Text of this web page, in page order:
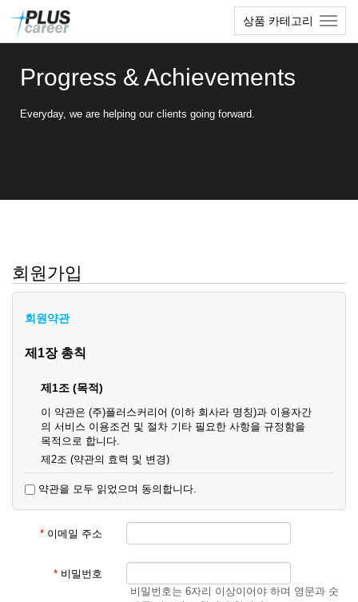
상품 카테고리
Progress & Achievements
Everyday, we are helping our clients going forward.
회원가입
회원약관
제1장 총칙
제1조 (목적)
이 약관은 (주)플러스커리어 (이하 회사라 명칭)과 이용자간
의 서비스 이용조건 및 절차 기타 필요한 사항을 규정함을
목적으로 합니다.
제2조 (약관의 효력 및 변경)
영업상 중요 하거나 합리적인 사유가 발생할 경우 온라인 공
사를 통하여 변경할 수 있습니다.
② 회원은 변경된 약관에 동의하지 않을 경우 서비스 이용을
중단하고 이용계약을 해지할 수 있습니다. 약관의 효력 발생
동의한 것으로 간주됩니다.
제3조 (약관의 외 준칙)
약관을 모두 읽었으며 동의합니다.
* 이메일 주소
* 비밀번호
비밀번호는 6자리 이상이어야 하며 영문과 숫